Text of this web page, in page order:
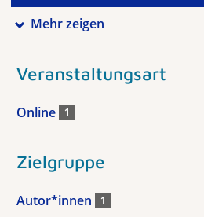
Mehr zeigen
Veranstaltungsart
Online 1
Zielgruppe
Autor*innen 1